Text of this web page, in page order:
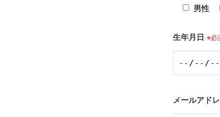
男性
生年月日 ※必
メールアド